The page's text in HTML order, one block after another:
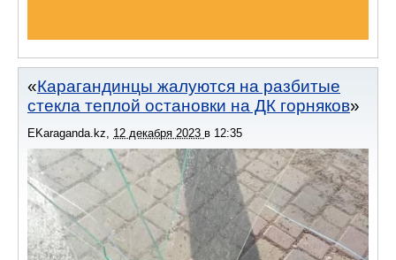
Карагандинцы жалуются на разбитые
стекла теплой остановки на ДК горняков
EKaraganda.kz, 12 декабря 2023 в 12:35